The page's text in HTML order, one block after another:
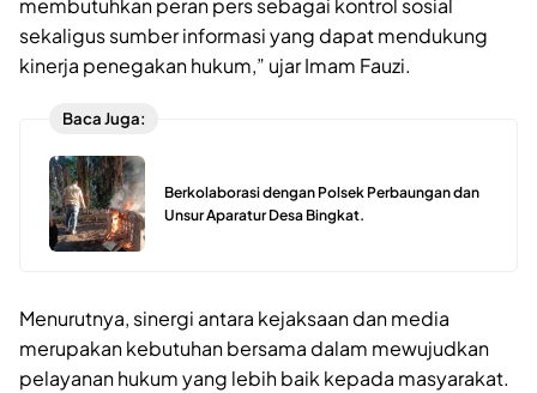
sekaligus sumber informasi yang dapat mendukung
kinerja penegakan hukum,” ujar Imam Fauzi.
Baca Juga:
Berkolaborasi dengan Polsek Perbaungan dan
Unsur Aparatur Desa Bingkat.
Menurutnya, sinergi antara kejaksaan dan media
merupakan kebutuhan bersama dalam mewujudkan
pelayanan hukum yang lebih baik kepada masyarakat.